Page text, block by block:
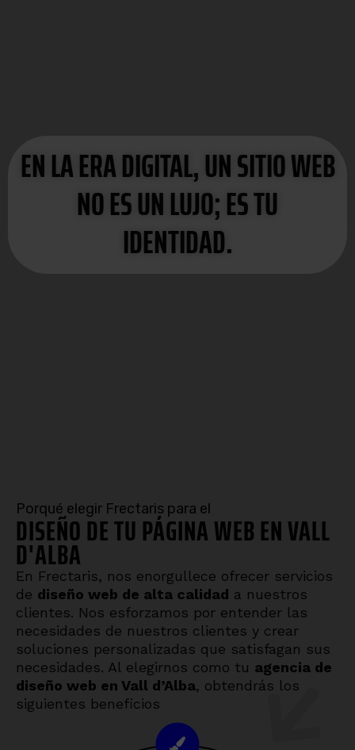
EN LA ERA DIGITAL, UN SITIO WEB
NO ES UN LUJO; ES TU
IDENTIDAD.
Porqué elegir Frectaris para el
DISEÑO DE TU PÁGINA WEB EN VALL
D'ALBA
En Frectaris, nos enorgullece ofrecer servicios
de diseño web de alta calidad a nuestros
clientes. Nos esforzamos por entender las
necesidades de nuestros clientes y crear
soluciones personalizadas que satisfagan sus
necesidades. Al elegirnos como tu agencia de
diseño web en Vall d’Alba, obtendrás los
siguientes beneficios